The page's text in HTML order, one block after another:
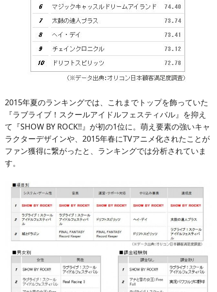
2015年夏のランキングでは、これまでトップを飾っていた
『ラブライブ！スクールアイドルフェスティバル』を抑え
て『SHOW BY ROCK!!』が初の1位に。萌え要素の強いキャ
ラクターデザインや、2015年春にTVアニメ化されたことが
ファン獲得に繋がったと、ランキングでは分析されていま
す。